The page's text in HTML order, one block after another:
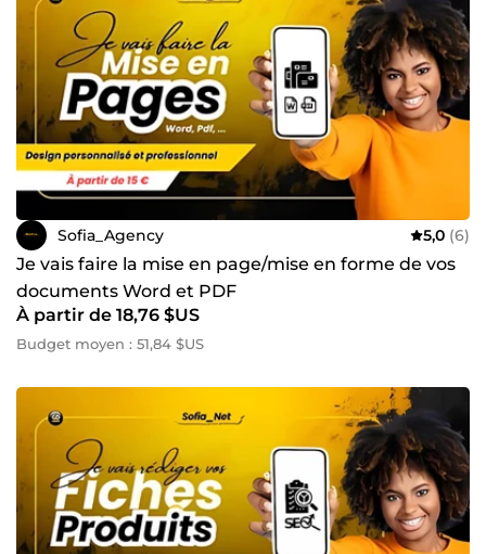
Sofia_Agency 5,0 (6)
Je vais faire la mise en page/mise en forme de vos
documents Word et PDF
À partir de 18,76 $US
Budget moyen : 51,84 $US